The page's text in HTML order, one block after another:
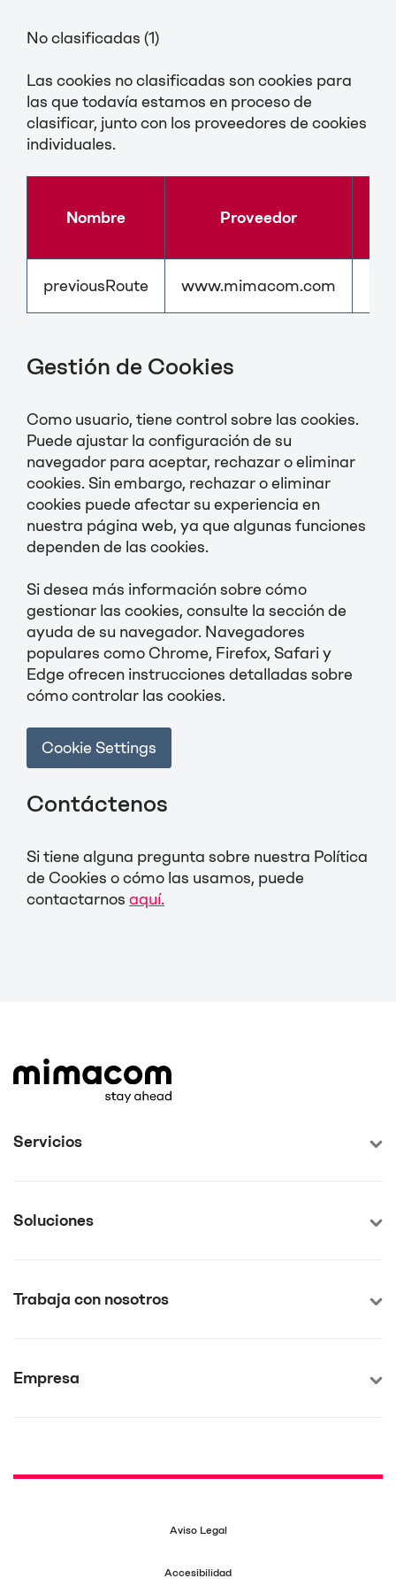
No clasificadas (1)
Las cookies no clasificadas son cookies para
las que todavía estamos en proceso de
clasificar, junto con los proveedores de cookies
individuales.
Nombre Proveedor
previousRoute www.mimacom.com
Gestión de Cookies
Como usuario, tiene control sobre las cookies.
Puede ajustar la configuración de su
navegador para aceptar, rechazar o eliminar
cookies. Sin embargo, rechazar o eliminar
cookies puede afectar su experiencia en
nuestra página web, ya que algunas funciones
dependen de las cookies.
Si desea más información sobre cómo
gestionar las cookies, consulte la sección de
ayuda de su navegador. Navegadores
populares como Chrome, Firefox, Safari y
Edge ofrecen instrucciones detalladas sobre
cómo controlar las cookies.
Cookie Settings
Contáctenos
Si tiene alguna pregunta sobre nuestra Política
de Cookies o cómo las usamos, puede
contactarnos aquí.
Servicios
Soluciones
Trabaja con nosotros
Empresa
Aviso Legal
Accesibilidad